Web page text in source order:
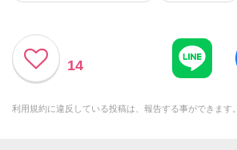
14
利用規約に違反している投稿は、報告する事ができます。